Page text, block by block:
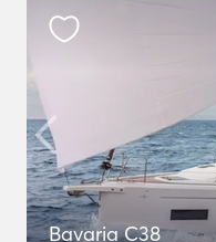
Bavaria C38